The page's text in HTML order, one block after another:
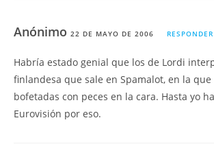
Anónimo 22 DE MAYO DE 2006 RESPONDER
Habría estado genial que los de Lordi
finlandesa que sale en Spamalot, en la que
bofetadas con peces en la cara. Hasta yo
Eurovisión por eso.